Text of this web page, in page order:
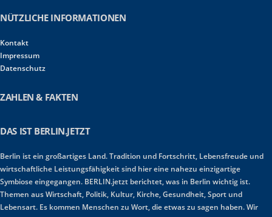
NÜTZLICHE INFORMATIONEN
Kontakt
Impressum
Datenschutz
ZAHLEN & FAKTEN
DAS IST BERLIN.JETZT
Berlin ist ein großartiges Land. Tradition und Fortschritt, Lebensfreude und
wirtschaftliche Leistungsfähigkeit sind hier eine nahezu einzigartige
Symbiose eingegangen. BERLIN.jetzt berichtet, was in Berlin wichtig ist.
Themen aus Wirtschaft, Politik, Kultur, Kirche, Gesundheit, Sport und
Lebensart. Es kommen Menschen zu Wort, die etwas zu sagen haben. Wir